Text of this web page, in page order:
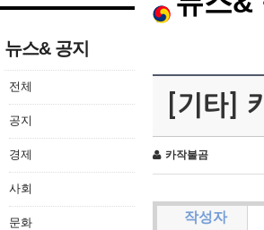
뉴스& 공지
전체
공지
경제
사회
문화
[기타]
카작불곰
작성자